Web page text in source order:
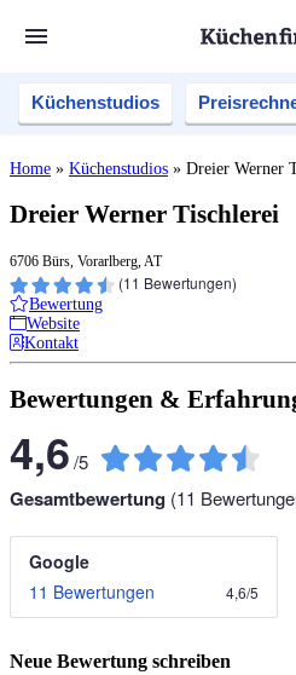
Küchenstudios
Home » Küchenstudios » Dreier Werner
Dreier Werner Tischlerei
6706 Bürs, Vorarlberg, AT
(11 Bewertungen)
Bewertung
Website
Kontakt
Bewertungen &
4,6/5
Gesamtbewertung (11
Google
11 Bewertungen
4,6/5
Neue Bewertung schreiben